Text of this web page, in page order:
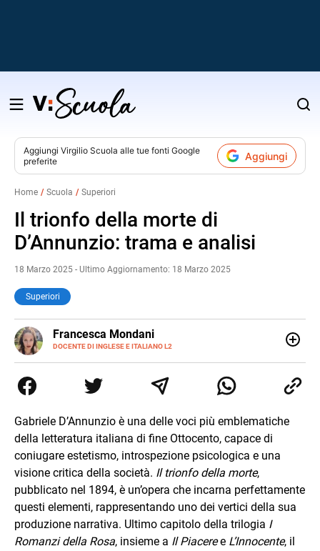
Salta
contenuto
Aggiungi Virgilio Scuola alle tue fonti Google
preferite
Aggiungi
Home Scuola Superiori
Il trionfo della morte di
D’Annunzio: trama e analisi
18 Marzo 2025 - Ultimo Aggiornamento: 18 Marzo 2025
Superiori
Francesca Mondani
DOCENTE DI INGLESE E ITALIANO L2
LINKEDIN
INSTAGRAM
secondaria di secondo grado. Mi occupo inoltre di
traduzioni, SEO Onsite e contenuti per il web. Amo i saggi
della sintesi.
Gabriele D’Annunzio è una delle voci più emblematiche
della letteratura italiana di fine Ottocento, capace di
coniugare estetismo, introspezione psicologica e una
visione critica della società. Il trionfo della morte,
pubblicato nel 1894, è un’opera che incarna perfettamente
questi elementi, rappresentando uno dei vertici della sua
produzione narrativa. Ultimo capitolo della trilogia I
Romanzi della Rosa, insieme a Il Piaceree L’Innocente, il